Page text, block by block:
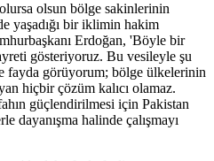
olsun bölge sakinlerinin
yaşadığı bir iklimin hakim
Erdoğan, 'Böyle bir
gösteriyoruz. Bu vesileyle şu
fayda görüyorum; bölge ülkelerinin
hiçbir çözüm kalıcı olamaz.
güçlendirilmesi için Pakistan
dayanışma halinde çalışmayı